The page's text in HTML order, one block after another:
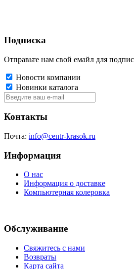
Подписка
Отправьте нам свой емайл для
Новости компании
Новинки каталога
Контакты
Почта: info@centr-krasok.ru
Информация
О нас
Информация о доставке
Компьютерная колеровка
Обслуживание
Свяжитесь с нами
Возвраты
Карта сайта